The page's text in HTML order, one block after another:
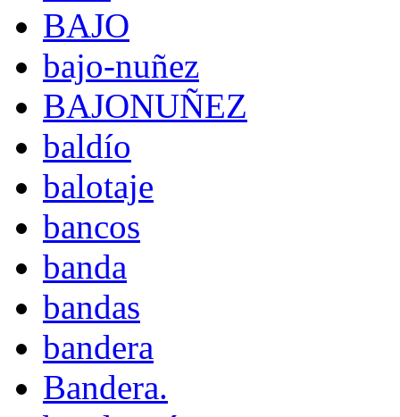
BAJO
bajo-nuñez
BAJONUÑEZ
baldío
balotaje
bancos
banda
bandas
bandera
Bandera.